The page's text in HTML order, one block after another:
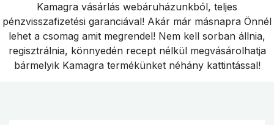
Kamagra vásárlás webáruházunkból, teljes
pénzvisszafizetési garanciával! Akár már másnapra Önnél
lehet a csomag amit megrendel! Nem kell sorban állnia,
regisztrálnia, könnyedén recept nélkül megvásárolhatja
bármelyik Kamagra termékünket néhány kattintással!